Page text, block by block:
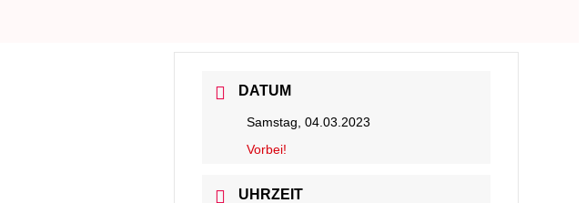
DATUM
Samstag, 04.03.2023
Vorbei!
UHRZEIT